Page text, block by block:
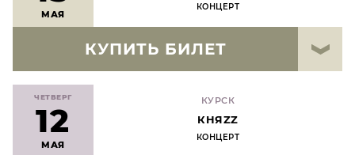
МАЯ
КОНЦЕРТ
КУПИТЬ БИЛЕТ
ЧЕТВЕРГ
12
МАЯ
КУРСК
КНЯZZ
КОНЦЕРТ